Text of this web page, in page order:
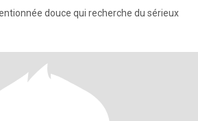
douce qui recherche du sérieux